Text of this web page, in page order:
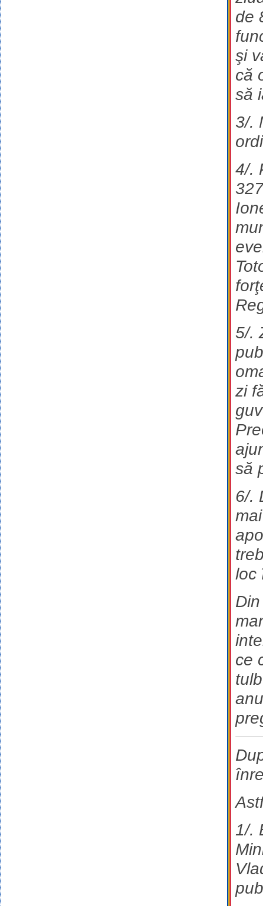
de
şi
că
să
3/.
4/.
5/.
zi
să
6/.
loc
ce
1/.